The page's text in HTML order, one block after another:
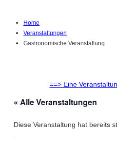
Home
Veranstaltungen
Gastronomische Veranstaltung
==> Eine
« Alle Veranstaltungen
Diese Veranstaltung hat bereits